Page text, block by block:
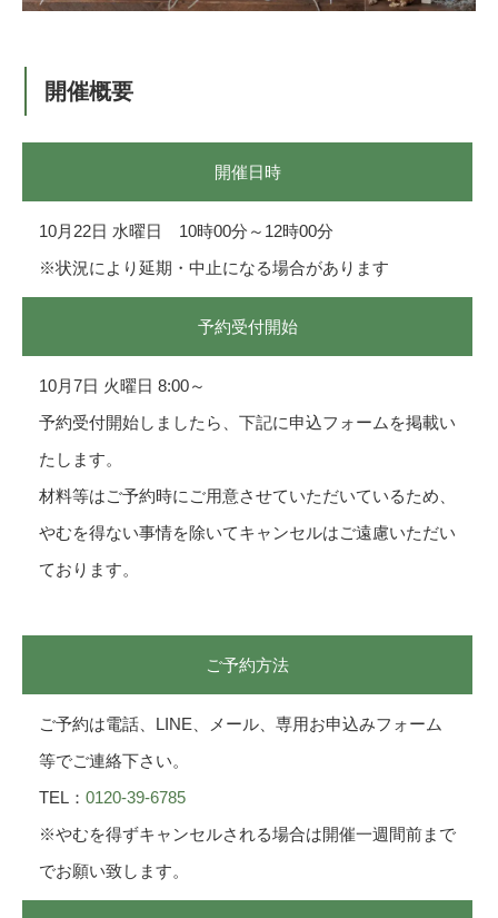
開催概要
開催日時
10月22日 水曜日 10時00分～12時00分
※状況により延期・中止になる場合があります
予約受付開始
10月7日 火曜日 8:00～
予約受付開始しましたら、下記に申込フォームを掲載い
たします。
材料等はご予約時にご用意させていただいているため、
やむを得ない事情を除いてキャンセルはご遠慮いただい
ております。
ご予約方法
ご予約は電話、LINE、メール、専用お申込みフォーム
等でご連絡下さい。
TEL： 0120-39-6785
※やむを得ずキャンセルされる場合は開催一週間前まで
でお願い致します。